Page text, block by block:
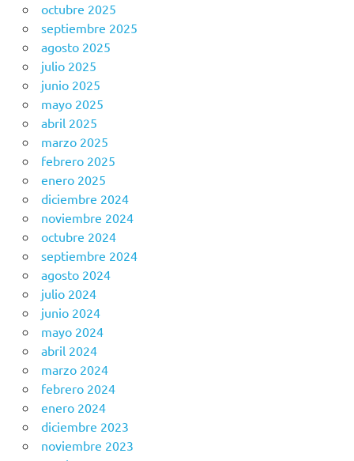
octubre 2025
septiembre 2025
agosto 2025
julio 2025
junio 2025
mayo 2025
abril 2025
marzo 2025
febrero 2025
enero 2025
diciembre 2024
noviembre 2024
octubre 2024
septiembre 2024
agosto 2024
julio 2024
junio 2024
mayo 2024
abril 2024
marzo 2024
febrero 2024
enero 2024
diciembre 2023
noviembre 2023